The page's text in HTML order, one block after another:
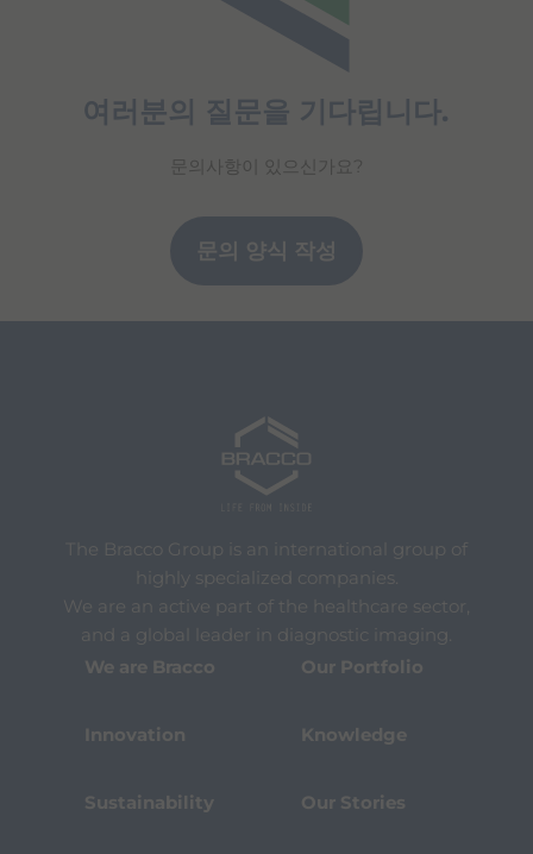
여러분의 질문을 기다립니다.
문의사항이 있으신가요?
문의 양식 작성
The Bracco Group is an international group of
highly specialized companies.
We are an active part of the healthcare sector,
and a global leader in diagnostic imaging.
We are Bracco
Our Portfolio
Innovation Knowledge
Sustainability Our Stories